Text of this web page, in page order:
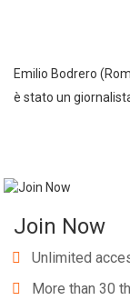
Emilio Bodrero
è stato un
Join Now
Unlimited
More than 30